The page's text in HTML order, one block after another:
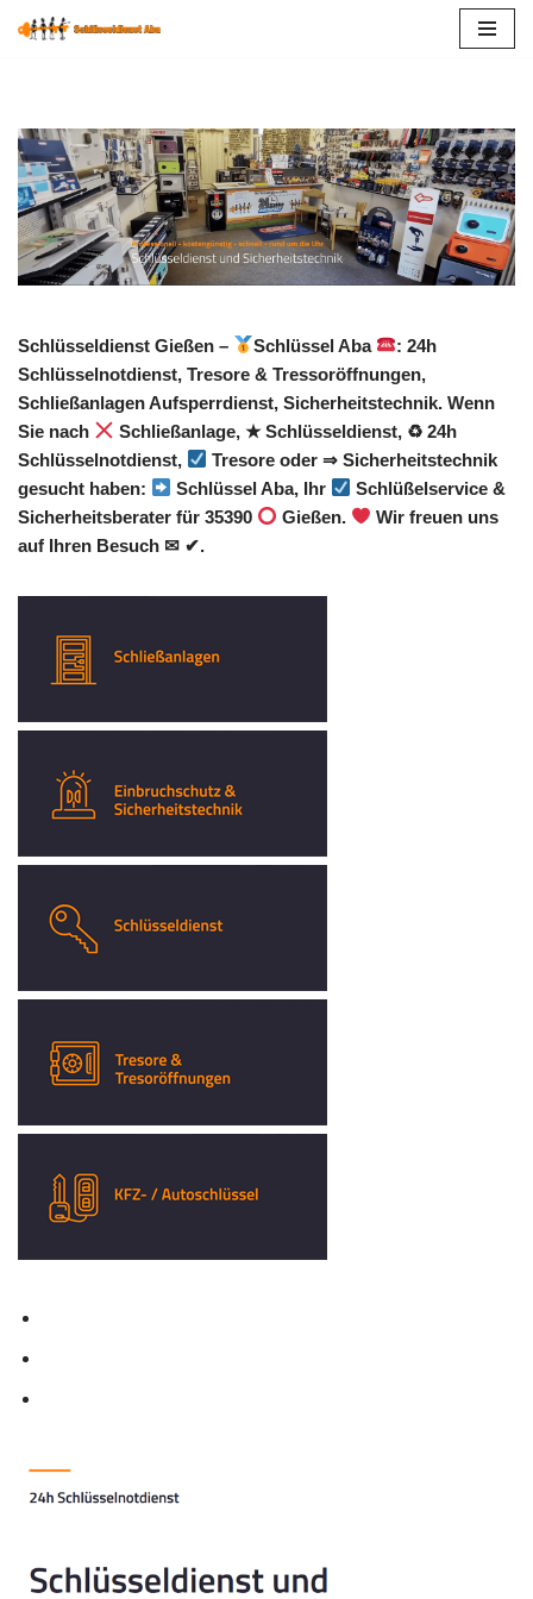
Schlüsseldienst Gießen – Schlüssel Aba
: 24h
Schlüsselnotdienst, Tresore & Tressoröffnungen,
Schließanlagen Aufsperrdienst, Sicherheitstechnik. Wenn
Sie nach
Schließanlage, ★ Schlüsseldienst, ♻ 24h
Schlüsselnotdienst,
Tresore oder ⇒ Sicherheitstechnik
gesucht haben:
Schlüssel Aba, Ihr
Schlüßelservice &
Sicherheitsberater für 35390
Gießen.
Wir freuen uns
auf Ihren Besuch ✉ ✔.